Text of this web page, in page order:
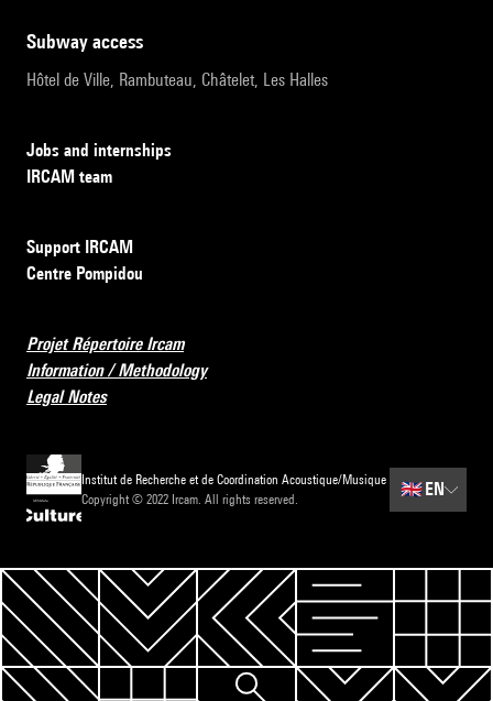
subway access
Hôtel de Ville, Rambuteau, Châtelet, Les Halles
Jobs and internships
IRCAM team
Support IRCAM
Centre Pompidou
Projet Répertoire Ircam
Information / Methodology
Legal Notes
Institut de Recherche et de Coordination Acoustique/Musique
Copyright © 2022 Ircam. All rights reserved.
🇬🇧 EN